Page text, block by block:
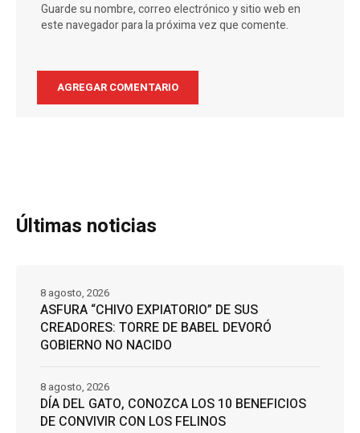
Guarde su nombre, correo electrónico y sitio web en
este navegador para la próxima vez que comente.
Últimas noticias
ASFURA “CHIVO EXPIATORIO” DE SUS
CREADORES: TORRE DE BABEL DEVORÓ
GOBIERNO NO NACIDO
8 agosto, 2026
DÍA DEL GATO, CONOZCA LOS 10 BENEFICIOS
DE CONVIVIR CON LOS FELINOS
8 agosto, 2026